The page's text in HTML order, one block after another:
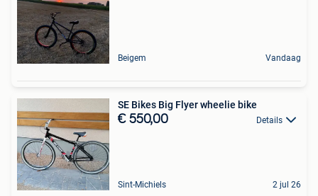
Beigem Vandaag
SE Bikes Big Flyer wheelie bike
€ 550,00 Details
Sint-Michiels 2 jul 26